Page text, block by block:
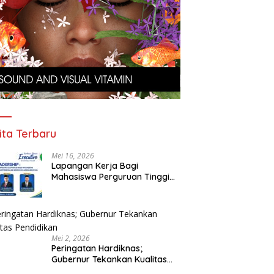
Terbaru
Mei 16, 2026
Lapangan Kerja Bagi
Mahasiswa Perguruan Tinggi
Mei 2, 2026
Peringatan Hardiknas;
Gubernur Tekankan Kualitas